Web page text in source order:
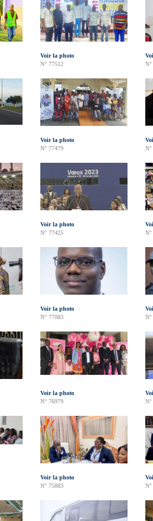
Voir la photo
N° 77512
N°
Voir la photo
N° 77479
N°
Voir la photo
N° 77425
N°
Voir la photo
N° 77083
N°
Voir la photo
N° 76979
N°
Voir la photo
N° 75883
N°